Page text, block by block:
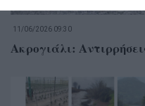
11/06/2026 09:30
Ακρογιάλι: